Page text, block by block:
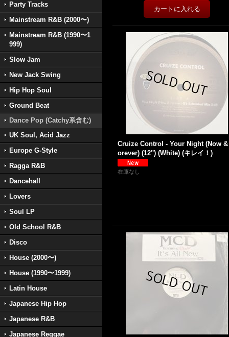
Party Tracks
Mainstream R&B (2000〜)
Mainstream R&B (1990〜1
999)
Slow Jam
New Jack Swing
Hip Hop Soul
Ground Beat
Dance Pop (Catchy系含む)
UK Soul, Acid Jazz
Europe G-Style
Ragga R&B
Dancehall
Lovers
Soul LP
Old School R&B
Disco
House (2000〜)
House (1990〜1999)
Latin House
Japanese Hip Hop
Japanese R&B
Japanese Reggae
Cruize Control - Your Night (Now &
orever) (12'') (White) (キレイ！)
在庫なし